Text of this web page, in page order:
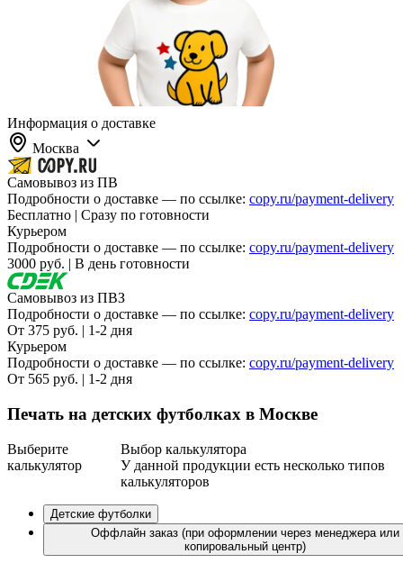
Информация о доставке
Москва
Самовывоз из ПВ
Подробности о доставке — по ссылке: copy.ru/payment-delivery
Бесплатно | Сразу по готовности
Курьером
Подробности о доставке — по ссылке: copy.ru/payment-delivery
3000 руб. | В день готовности
Самовывоз из ПВЗ
Подробности о доставке — по ссылке: copy.ru/payment-delivery
От 375 руб. | 1-2 дня
Курьером
Подробности о доставке — по ссылке: copy.ru/payment-delivery
От 565 руб. | 1-2 дня
Печать на детских футболках в Москве
Выберите
калькулятор
Выбор калькулятора
У данной продукции есть несколько типов
калькуляторов
Детские футболки
Оффлайн заказ (при оформлении через менеджера или
копировальный центр)